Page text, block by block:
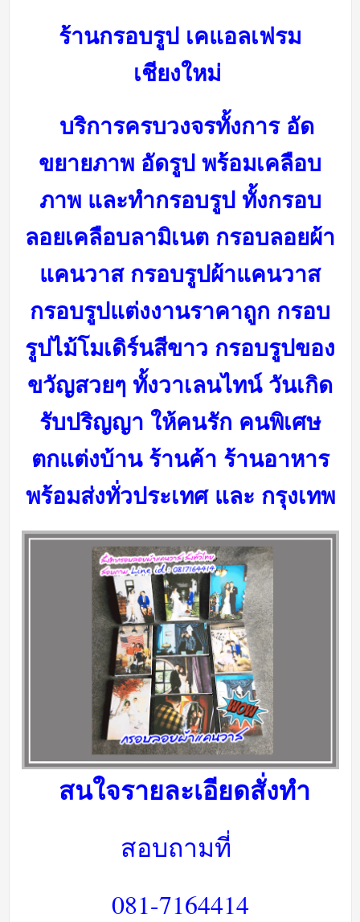
ร้านกรอบรูป เคแอลเฟรม
เชียงใหม่
บริการครบวงจรทั้งการ อัด
ขยายภาพ อัดรูป พร้อมเคลือบ
ภาพ และทำกรอบรูป ทั้งกรอบ
ลอยเคลือบลามิเนต กรอบลอยผ้า
แคนวาส กรอบรูปผ้าแคนวาส
กรอบรูปแต่งงานราคาถูก กรอบ
รูปไม้โมเดิร์นสีขาว กรอบรูปของ
ขวัญสวยๆ ทั้งวาเลนไทน์ วันเกิด
รับปริญญา ให้คนรัก คนพิเศษ
ตกแต่งบ้าน ร้านค้า ร้านอาหาร
พร้อมส่งทั่วประเทศ และ กรุงเทพ
สนใจรายละเอียดสั่งทำ
สอบถามที่
081-7164414